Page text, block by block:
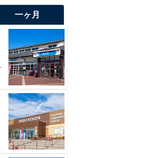
一ヶ月